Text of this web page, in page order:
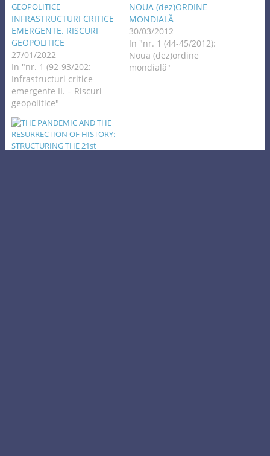
INFRASTRUCTURI CRITICE
EMERGENTE. RISCURI
GEOPOLITICE
27/01/2022
In "nr. 1 (92-93/202:
Infrastructuri critice
emergente II. – Riscuri
geopolitice"
NOUA (dez)ORDINE
MONDIALĂ
30/03/2012
In "nr. 1 (44-45/2012):
Noua (dez)ordine
mondială"